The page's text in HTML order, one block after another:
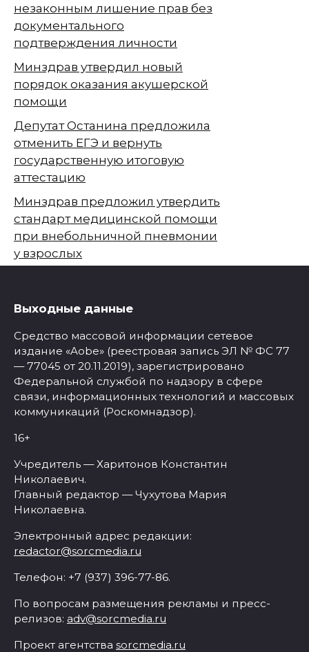
незаконным лишение прав без
документального
подтверждения личности
Минздрав утвердил новый
порядок оказания акушерской
помощи
Депутат Останина предложила
отменить ЕГЭ и вернуть
государственную итоговую
аттестацию
Минздрав предложил утвердить
стандарт медицинской помощи
при внебольничной пневмонии
у взрослых
Выходные данные
Средство массовой информации сетевое
издание «Aobe» (реестровая запись ЭЛ № ФС 77
— 77045 от 20.11.2019), зарегистрировано
Федеральной службой по надзору в сфере
связи, информационных технологий и массовых
коммуникаций (Роскомнадзор).
16+
Учредитель — Харитонов Константин
Николаевич.
Главный редактор — Чухутова Мария
Николаевна.
Электронный адрес редакции:
redactor@sorcmedia.ru
Телефон: +7 (937) 396-77-86.
По вопросам размещения рекламы и пресс-
релизов: adv@sorcmedia.ru
Проект агентства sorcmedia.ru